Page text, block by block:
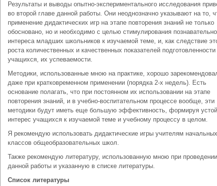
Результаты и выводы опытно-экспериментального исследования
во второй главе данной работы. Они неоднозначно указывают на то,
применение дидактических игр на этапе повторения знаний не только
обосновано, но и необходимо с целью стимулирования
интереса младших школьников к изучаемой теме, и, как следствие
роста количественных и качественных показателей подготовленности
учащихся, их успеваемости.
Методики, использованные мною на практике, хорошо
даже при кратковременном применении (порядка 2-х недель). Есть
основание полагать, что при постоянном их использовании на этапе
повторения знаний, и в учебно-воспитательном процессе вообще, эти
методики будут иметь еще большую эффективность, формируя
интерес учащихся к изучаемой теме и учебному процессу в целом.
Я рекомендую использовать дидактические игры учителям начальных
классов общеобразовательных школ.
Также рекомендую литературу, использованную мною при проведении
данной работы и указанную в списке литературы.
Список литературы